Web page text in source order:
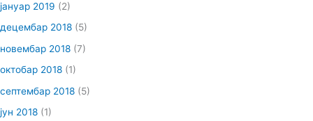
јануар 2019 (2)
децембар 2018 (5)
новембар 2018 (7)
октобар 2018 (1)
септембар 2018 (5)
јун 2018 (1)